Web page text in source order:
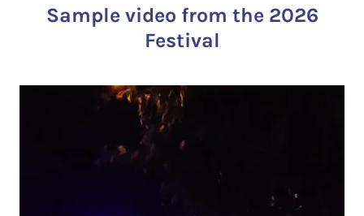
Sample video from the 2026
Festival